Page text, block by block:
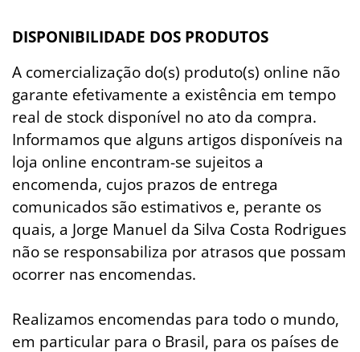
DISPONIBILIDADE DOS PRODUTOS
A comercialização do(s) produto(s) online não
garante efetivamente a existência em tempo
real de stock disponível no ato da compra.
Informamos que alguns artigos disponíveis na
loja online encontram-se sujeitos a
encomenda, cujos prazos de entrega
comunicados são estimativos e, perante os
quais, a Jorge Manuel da Silva Costa Rodrigues
não se responsabiliza por atrasos que possam
ocorrer nas encomendas.
Realizamos encomendas para todo o mundo,
em particular para o Brasil, para os países de